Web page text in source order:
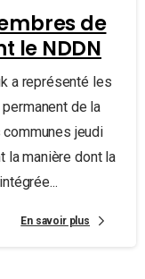
de
le NDDN
a représenté les
de la
jeudi
la manière dont la
En savoir plus